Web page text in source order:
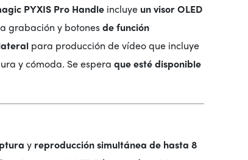
PYXIS Pro Handle incluye un visor OLED
grabación y botonesde función
para producción de vídeo que incluye
y cómoda. Se espera que esté disponible
y reproducciónsimultánea de hasta 8